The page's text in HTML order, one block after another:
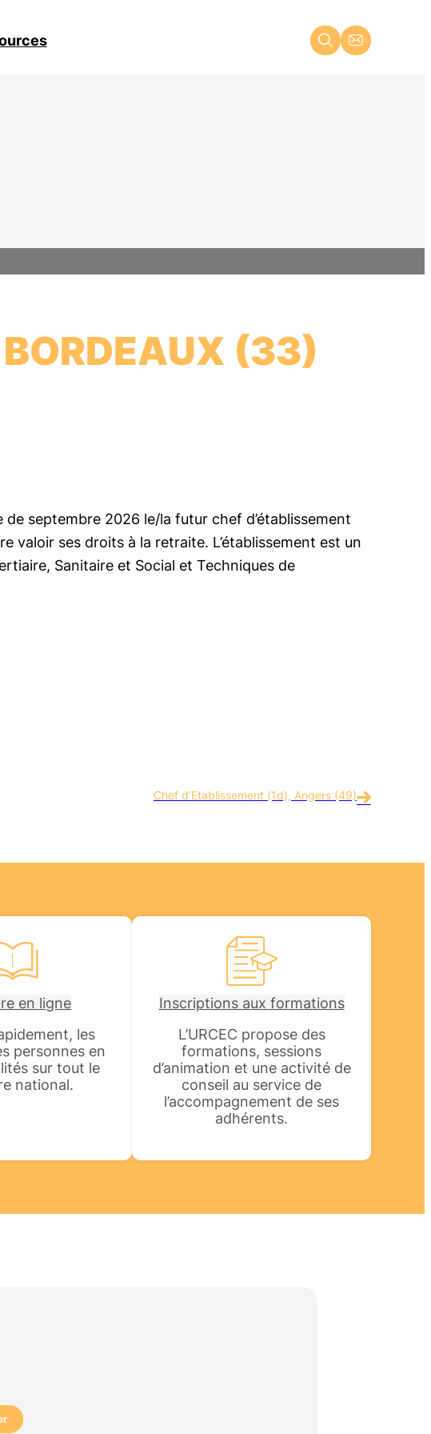
(33)
septembre 2026 le/la futur chef d’établissement
valoir ses droits à la retraite. L’établissement est un
Sanitaire et Social et Techniques de
Chef d’Etablissement (1d), Angers (49)
en ligne
les
personnes en
sur tout le
national.
Inscriptions aux formations
L’URCEC propose des
formations, sessions
d’animation et une activité de
conseil au service de
l’accompagnement de ses
adhérents.